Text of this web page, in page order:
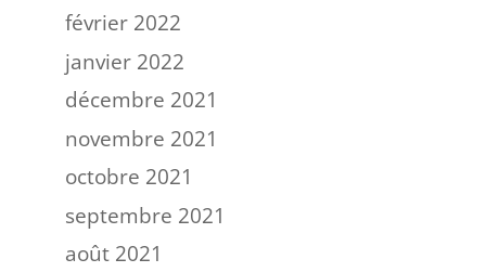
février 2022
janvier 2022
décembre 2021
novembre 2021
octobre 2021
septembre 2021
août 2021